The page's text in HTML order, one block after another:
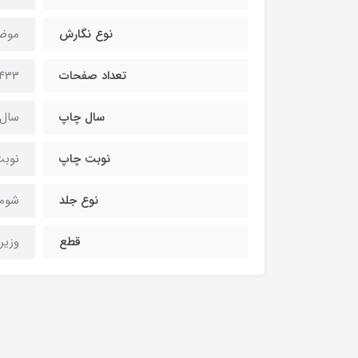
نوع نگارش
تعداد صفحات 433
سال چاپ سال
نوبت چاپ
نوع جلد
قطع